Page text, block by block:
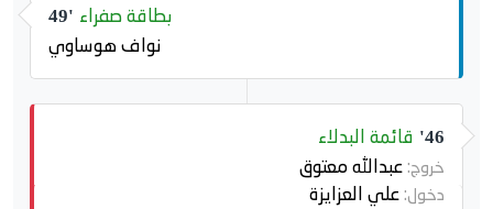
49' بطاقة صفراء
نواف هوساوي
46' قائمة البدلاء
خروج:عبدالله معتوق
دخول:علي العزايزة